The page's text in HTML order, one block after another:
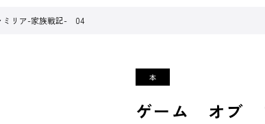
リア-家族戦記- 04
ゲーム オブ